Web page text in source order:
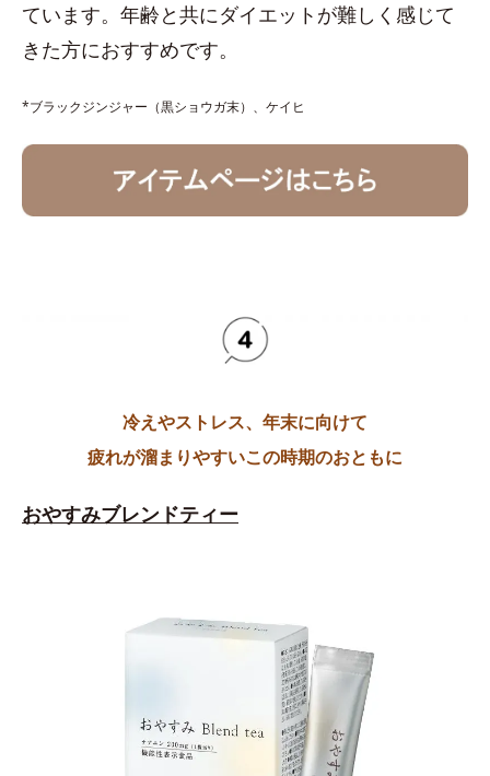
ています。年齢と共にダイエットが難しく感じて
きた方におすすめです。
*ブラックジンジャー（黒ショウガ末）、ケイヒ
冷えやストレス、年末に向けて
疲れが溜まりやすいこの時期のおともに
おやすみブレンドティー